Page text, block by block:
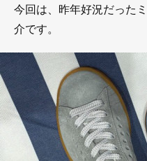
今回は、昨年好況だった
介です。